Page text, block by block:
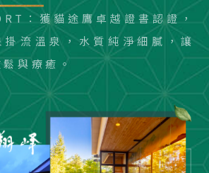
：獲貓途鷹卓越證書認證，
流溫泉，水質純淨細膩，讓
與療癒。